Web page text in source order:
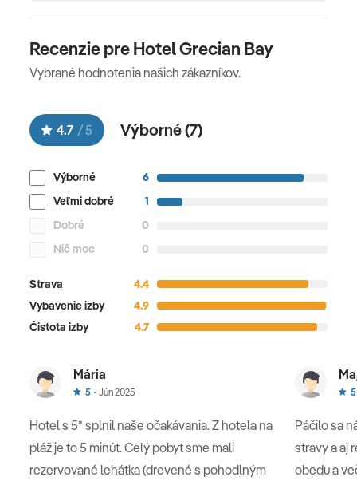
Recenzie pre Hotel Grecian Bay
Vybrané hodnotenia našich zákazníkov.
4.7 /5 Výborné (7)
Výborné
6
Veľmi dobré
1
Dobré
0
Nič moc
0
Strava
4.4
Vybavenie izby
4.9
Čistota izby
4.7
Mária
5 Jún 2025
Hotel s 5* splnil naše očakávania. Z hotela na
pláž je to 5 minút. Celý pobyt sme mali
rezervované lehátka (drevené s pohodlným
5
Páčilo sa
stravy a aj
obedu a